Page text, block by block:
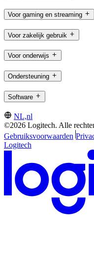
Voor gaming en streaming
Voor zakelijk gebruik
Voor onderwijs
Ondersteuning
Software
NL,nl
©2026 Logitech. Alle
Gebruiksvoorwaarden
Logitech